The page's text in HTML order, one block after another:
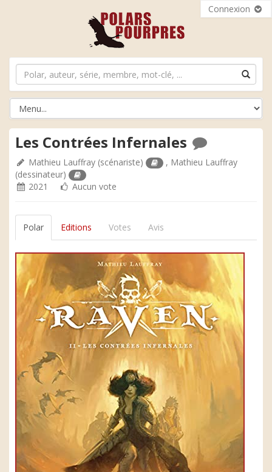
Connexion
Les Contrées Infernales
Mathieu Lauffray (scénariste) , Mathieu Lauffray
(dessinateur)
2021
Aucun vote
Polar Editions Votes Avis